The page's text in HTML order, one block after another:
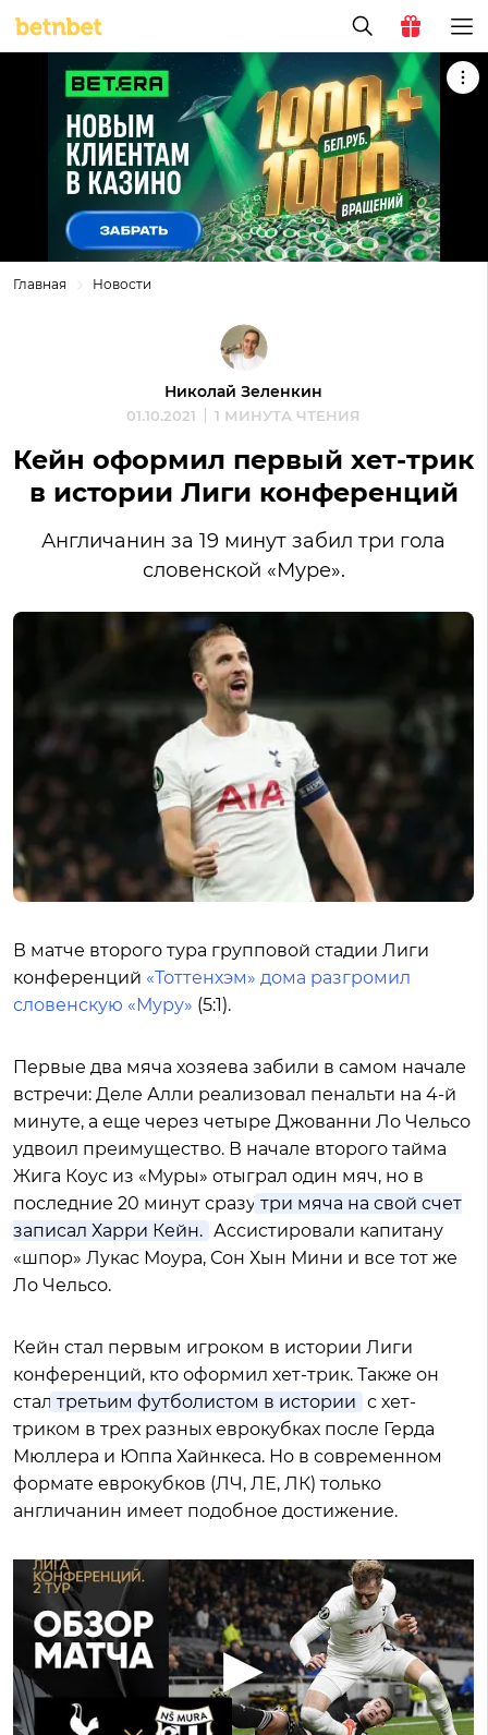
Главная Новости
Николай Зеленкин
01.10.2021 1 МИНУТА ЧТЕНИЯ
Кейн оформил первый хет-трик
в истории Лиги конференций
Англичанин за 19 минут забил три гола
словенской «Муре».
В матче второго тура групповой стадии Лиги
конференций «Тоттенхэм» дома разгромил
словенскую «Муру» (5:1).
Первые два мяча хозяева забили в самом начале
встречи: Деле Алли реализовал пенальти на 4-й
минуте, а еще через четыре Джованни Ло Чельсо
удвоил преимущество. В начале второго тайма
Жига Коус из «Муры» отыграл один мяч, но в
последние 20 минут сразу три мяча на свой счет
записал Харри Кейн. Ассистировали капитану
«шпор» Лукас Моура, Сон Хын Мини и все тот же
Ло Чельсо.
Кейн стал первым игроком в истории Лиги
конференций, кто оформил хет-трик. Также он
стал третьим футболистом в истории с хет-
триком в трех разных еврокубках после Герда
Мюллера и Юппа Хайнкеса. Но в современном
формате еврокубков (ЛЧ, ЛЕ, ЛК) только
англичанин имеет подобное достижение.